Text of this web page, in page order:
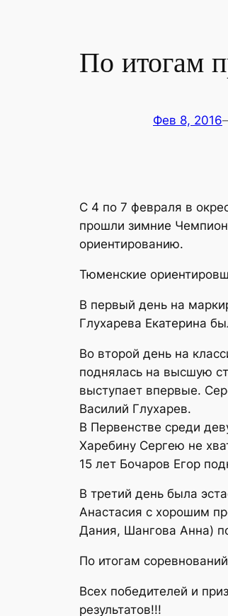
По итогам
Фев 8, 2016
С 4 по 7 февраля в
прошли зимние
ориентированию.
Тюменские
В первый день на
Глухарева Екатерина
Во второй день на
поднялась на высшую
выступает впервые.
Василий Глухарев.
В Первенстве среди
Харебину Сергею не
15 лет Бочаров Егор
В третий день была
Анастасия с хорошим
Дания, Шангова Анна)
По итогам
Всех победителей и
результатов!!!